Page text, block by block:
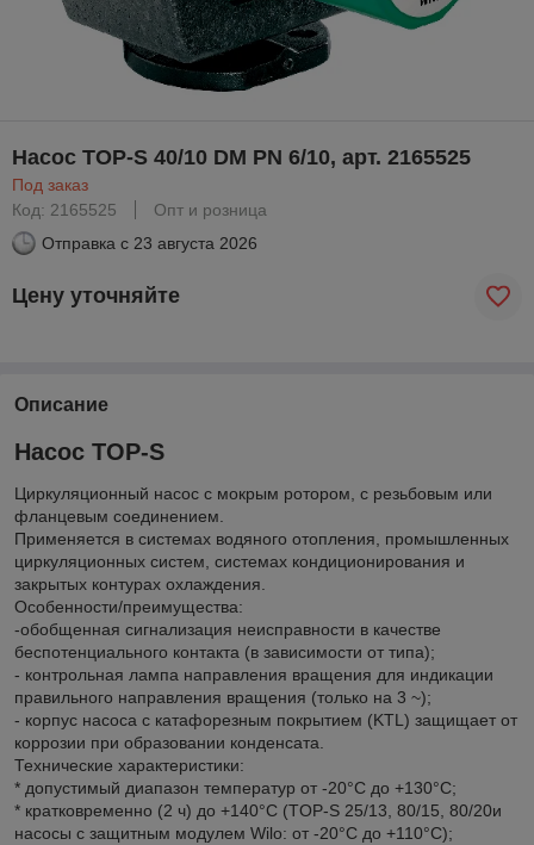
Насос TOP-S 40/10 DM PN 6/10, арт. 2165525
Под заказ
Код: 2165525
Опт и розница
Отправка с 23 августа 2026
Цену уточняйте
Описание
Насос TOP-S
Циркуляционный насос с мокрым ротором, с резьбовым или
фланцевым соединением.
Применяется в системах водяного отопления, промышленных
циркуляционных систем, системах кондиционирования и
закрытых контурах охлаждения.
Особенности/преимущества:
-обобщенная сигнализация неисправности в качестве
беспотенциального контакта (в зависимости от типа);
- контрольная лампа направления вращения для индикации
правильного направления вращения (только на 3 ~);
- корпус насоса с катафорезным покрытием (KTL) защищает от
коррозии при образовании конденсата.
Технические характеристики:
* допустимый диапазон температур от -20°С до +130°С;
* кратковременно (2 ч) до +140°С (TOP-S 25/13, 80/15, 80/20и
насосы с защитным модулем Wilo: от -20°C до +110°C);